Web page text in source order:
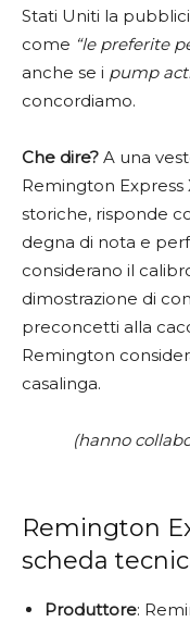
Stati Uniti la
come “le preferite
anche se i pump
concordiamo.
Che dire? A una
Remington Express
storiche, risponde
degna di nota e
considerano il
dimostrazione di
preconcetti alla
Remington
casalinga.
(hanno
Remington
scheda
Produttore: